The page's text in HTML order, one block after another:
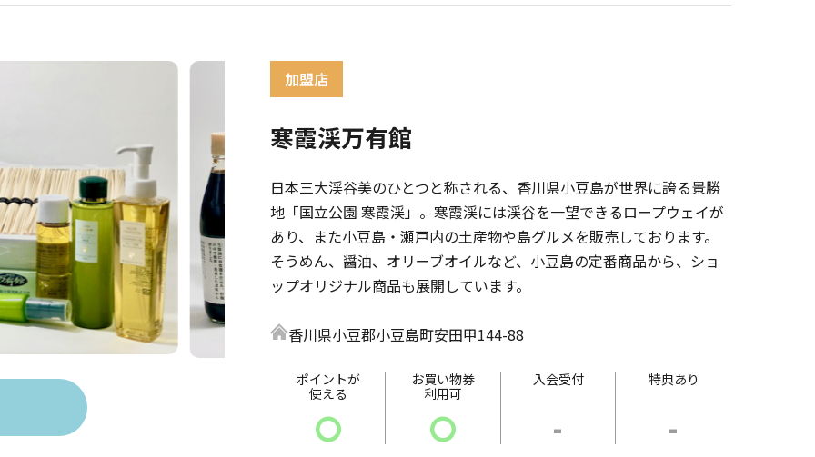
寒霞渓万有館
日本三大渓谷美のひとつと称される、香川県小豆島が世界に誇る景勝
地「国立公園 寒霞渓」。寒霞渓には渓谷を一望できるロープウェイが
あり、また小豆島・瀬戸内の土産物や島グルメを販売しております。
そうめん、醤油、オリーブオイルなど、小豆島の定番商品から、ショ
ップオリジナル商品も展開しています。
香川県小豆郡小豆島町安田甲144-88
ポイントが
使える
〇
お買い物券
利用可
〇
入会受付
-
特典あり
-